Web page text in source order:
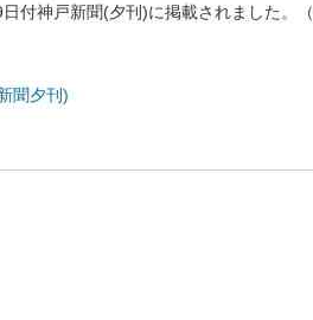
付神戸新聞(夕刊)に掲載されました。
聞夕刊)